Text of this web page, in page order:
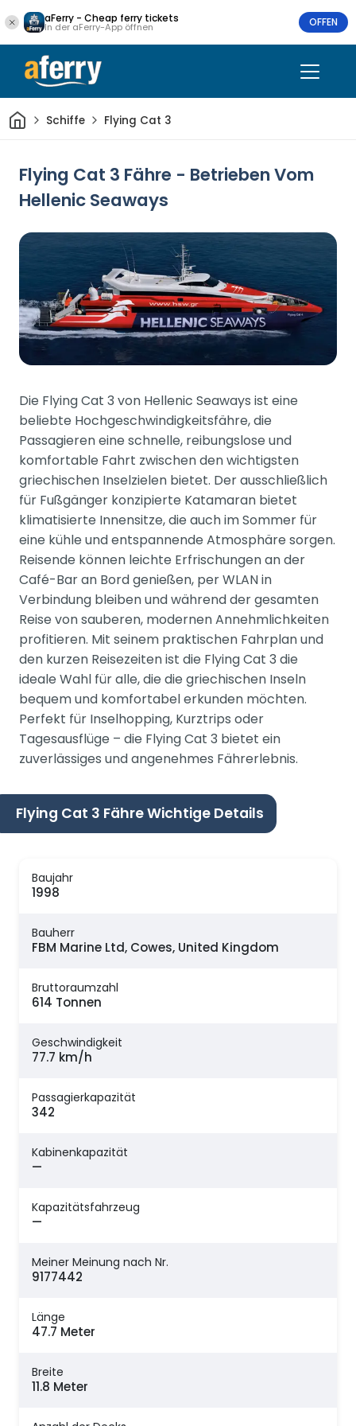
aFerry - Cheap ferry tickets
In der aFerry-App öffnen OFFEN
HeimSchiffe Flying Cat 3
Flying Cat 3 Fähre - Betrieben Vom
Hellenic Seaways
Die Flying Cat 3 von Hellenic Seaways ist eine
beliebte Hochgeschwindigkeitsfähre, die
Passagieren eine schnelle, reibungslose und
komfortable Fahrt zwischen den wichtigsten
griechischen Inselzielen bietet. Der ausschließlich
für Fußgänger konzipierte Katamaran bietet
klimatisierte Innensitze, die auch im Sommer für
eine kühle und entspannende Atmosphäre sorgen.
Reisende können leichte Erfrischungen an der
Café-Bar an Bord genießen, per WLAN in
Verbindung bleiben und während der gesamten
Reise von sauberen, modernen Annehmlichkeiten
profitieren. Mit seinem praktischen Fahrplan und
den kurzen Reisezeiten ist die Flying Cat 3 die
ideale Wahl für alle, die die griechischen Inseln
bequem und komfortabel erkunden möchten.
Perfekt für Inselhopping, Kurztrips oder
Tagesausflüge – die Flying Cat 3 bietet ein
zuverlässiges und angenehmes Fährerlebnis.
Flying Cat 3 Fähre Wichtige Details
Baujahr
1998
Bauherr
FBM Marine Ltd, Cowes, United Kingdom
Bruttoraumzahl
614 Tonnen
Geschwindigkeit
77.7 km/h
Passagierkapazität
342
Kabinenkapazität
—
Kapazitätsfahrzeug
—
Meiner Meinung nach Nr.
9177442
Länge
47.7 Meter
Breite
11.8 Meter